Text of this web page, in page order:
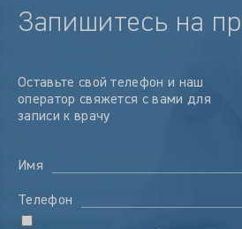
Запишитесь на
Оставьте свой телефон и наш
оператор свяжется с вами для
записи к врачу
Имя
Телефон